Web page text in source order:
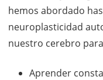
hemos abordado
neuroplasticidad
nuestro cerebro
Aprender